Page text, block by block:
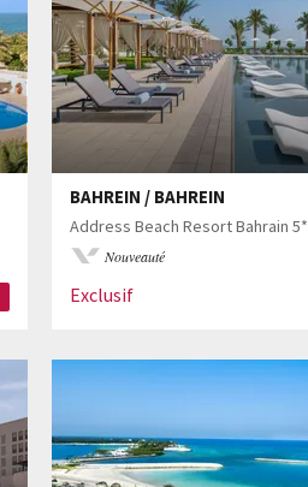
BAHREIN / BAHREIN
Address Beach Resort Bahrain 5*
Nouveauté
Exclusif